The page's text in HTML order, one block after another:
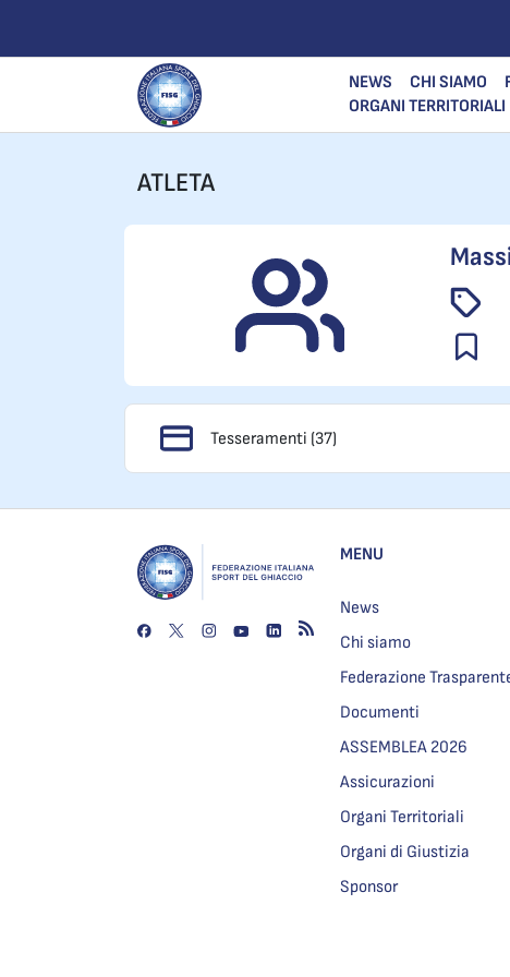
NEWS CHI SIAMO
ORGANI TERRITORIALI
ATLETA
Tesseramenti (37)
MENU
News
Chi siamo
Federazione
Documenti
ASSEMBLEA 2026
Assicurazioni
Organi Territoriali
Organi di Giustizia
Sponsor